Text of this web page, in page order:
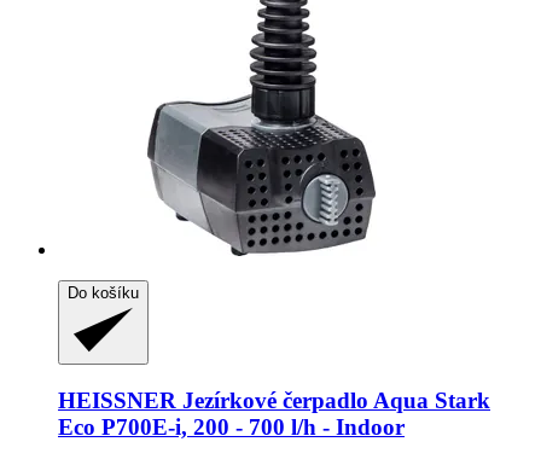
Do košíku
HEISSNER Jezírkové čerpadlo Aqua Stark
Eco P700E-​i, 200 -​ 700 l/h -​ Indoor